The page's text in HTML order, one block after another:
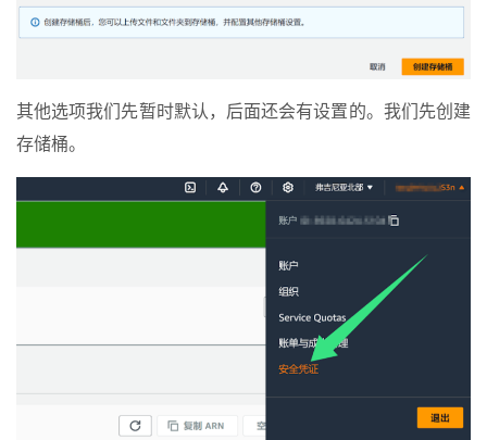
其他选项我们先暂时默认，后面还会有设置的。我们先创建
存储桶。